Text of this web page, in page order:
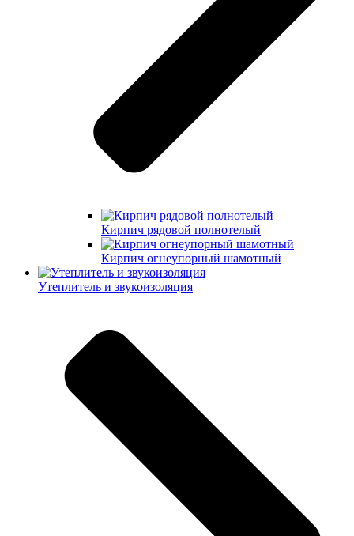
Кирпич рядовой полнотелый
Кирпич огнеупорный шамотный
Утеплитель и звукоизоляция